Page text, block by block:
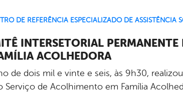
DE REFERÊNCIA ESPECIALIZADO DE ASSISTÊNCIA
INTERSETORIAL PERMANENTE
ACOLHEDORA
de dois mil e vinte e seis, às 9h30,
de Acolhimento em Família